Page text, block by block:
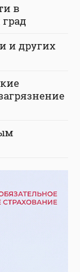
в
и других